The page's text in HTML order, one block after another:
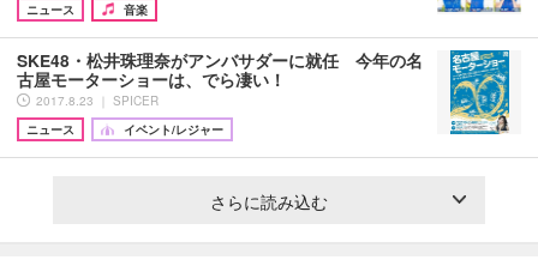
ニュース
音楽
SKE48・松井珠理奈がアンバサダーに就任 今年の名
古屋モーターショーは、でら凄い！
2017.8.23 ｜ SPICER
ニュース
イベント/レジャー
さらに読み込む